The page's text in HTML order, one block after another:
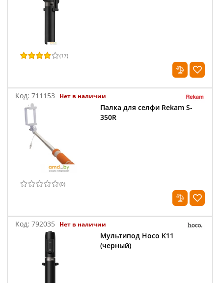
(17)
Код: 711153 Нет в наличии
Палка для селфи Rekam S-
350R
(0)
Код: 792035 Нет в наличии
Мультипод Hoco K11
(черный)